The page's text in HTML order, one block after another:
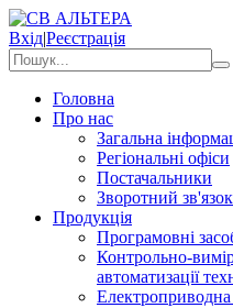
Вхід|Реєстрація
Головна
Про нас
Загальна
Регіональні офіси
Постачальники
Зворотний зв'язок
Продукція
Програмовні
Контрольно-
автоматизації
Електроприводна